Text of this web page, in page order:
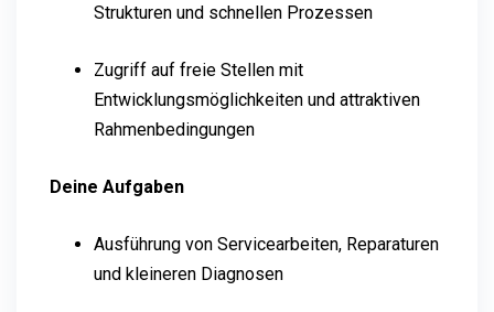
Strukturen und schnellen Prozessen
Zugriff auf freie Stellen mit
Entwicklungsmöglichkeiten und attraktiven
Rahmenbedingungen
Deine Aufgaben
Ausführung von Servicearbeiten, Reparaturen
und kleineren Diagnosen